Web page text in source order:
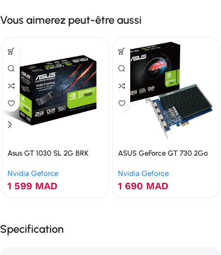
Vous aimerez peut-être aussi
Asus GT 1030 SL 2G BRK
Nvidia Geforce
1 599 MAD
ASUS GeForce GT 730 2Go
Moniteur
Nvidia Geforce
1 690 MAD
Specification